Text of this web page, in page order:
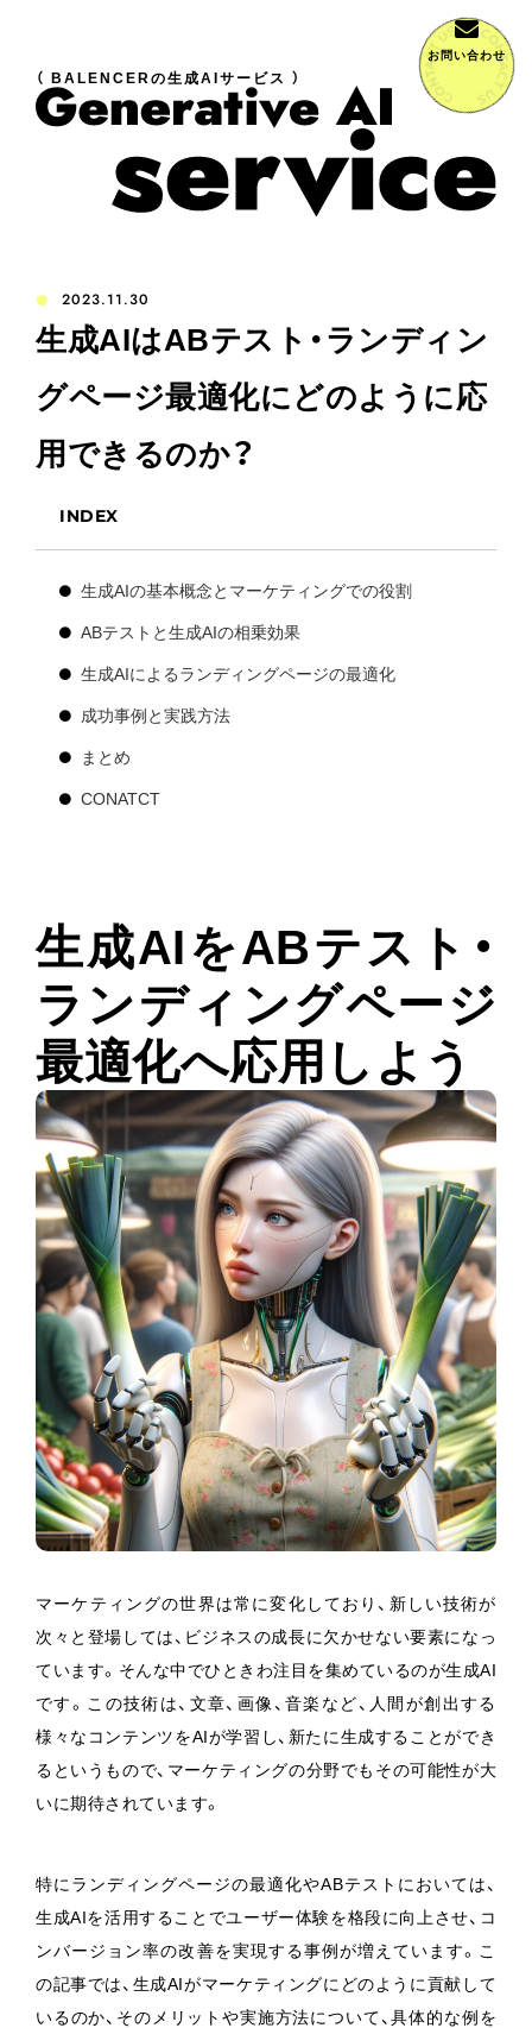
（ BALENCERの生成AIサービス ）
お問い合わせ
2023.11.30
生成AIはABテスト・ランディン
グページ最適化にどのように応
用できるのか？
INDEX
生成AIの基本概念とマーケティングでの役割
ABテストと生成AIの相乗効果
生成AIによるランディングページの最適化
成功事例と実践方法
まとめ
CONATCT
生成AIをABテスト・
ランディングページ
最適化へ応用しよう
マーケティングの世界は常に変化しており、新しい技術が
次々と登場しては、ビジネスの成長に欠かせない要素になっ
ています。そんな中でひときわ注目を集めているのが生成AI
です。この技術は、文章、画像、音楽など、人間が創出する
様々なコンテンツをAIが学習し、新たに生成することができ
るというもので、マーケティングの分野でもその可能性が大
いに期待されています。
特にランディングページの最適化やABテストにおいては、
生成AIを活用することでユーザー体験を格段に向上させ、コ
ンバージョン率の改善を実現する事例が増えています。こ
の記事では、生成AIがマーケティングにどのように貢献して
いるのか、そのメリットや実施方法について、具体的な例を